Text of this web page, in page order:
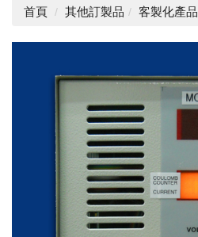
首頁 其他訂製品 客製化產品